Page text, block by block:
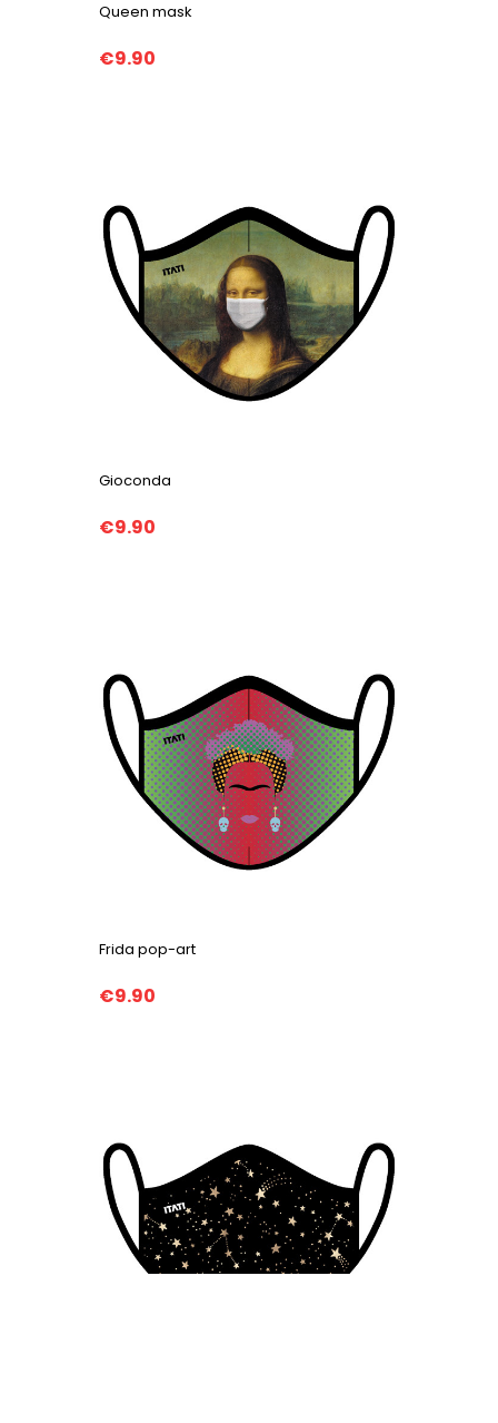
Queen mask
€9.90
Gioconda
€9.90
Frida pop-art
€9.90